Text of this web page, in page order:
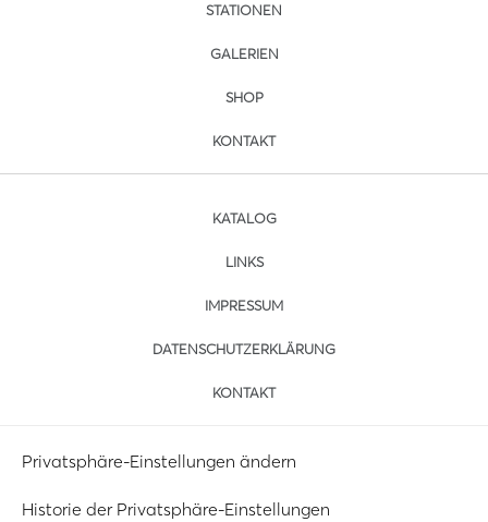
STATIONEN
GALERIEN
SHOP
KONTAKT
KATALOG
LINKS
IMPRESSUM
DATENSCHUTZERKLÄRUNG
KONTAKT
Privatsphäre-Einstellungen ändern
Historie der Privatsphäre-Einstellungen